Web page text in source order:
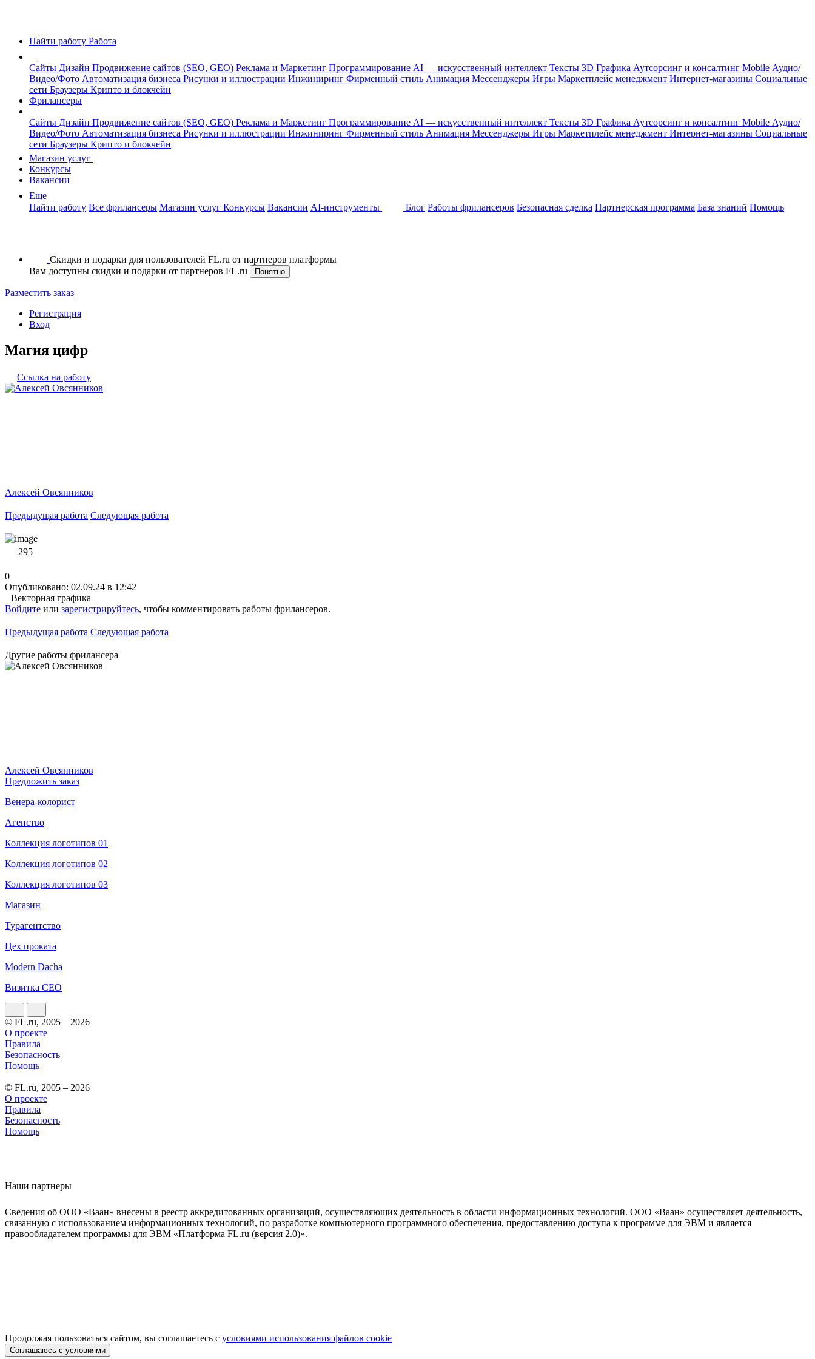
Найти работу Работа
Сайты Дизайн Продвижение сайтов (SEO, GEO) Реклама и Маркетинг Программирование AI — искусственный интеллект Тексты 3D Графика Аутсорсинг и консалтинг Mobile Аудио/
Видео/Фото Автоматизация бизнеса Рисунки и иллюстрации Инжиниринг Фирменный стиль Анимация Мессенджеры Игры Маркетплейс менеджмент Интернет-магазины Социальные
сети Браузеры Крипто и блокчейн
Фрилансеры
Сайты Дизайн Продвижение сайтов (SEO, GEO) Реклама и Маркетинг Программирование AI — искусственный интеллект Тексты 3D Графика Аутсорсинг и консалтинг Mobile Аудио/
Видео/Фото Автоматизация бизнеса Рисунки и иллюстрации Инжиниринг Фирменный стиль Анимация Мессенджеры Игры Маркетплейс менеджмент Интернет-магазины Социальные
сети Браузеры Крипто и блокчейн
Магазин услуг
Конкурсы
Вакансии
Еще
Найти работу Все фрилансеры Магазин услуг Конкурсы Вакансии AI-инструменты Блог Работы фрилансеров Безопасная сделка Партнерская программа База знаний Помощь
Скидки и подарки для пользователей FL.ru от партнеров платформы
Вам доступны скидки и подарки от партнеров FL.ru
Понятно
Разместить заказ
Регистрация
Вход
Магия цифр
Ссылка на работу
Алексей Овсянников
Предыдущая работа Следующая работа
295
0
Опубликовано: 02.09.24 в 12:42
Векторная графика
Войдите или зарегистрируйтесь, чтобы комментировать работы фрилансеров.
Предыдущая работа Следующая работа
Другие работы фрилансера
Алексей Овсянников
Предложить заказ
Венера-колорист
Агенство
Коллекция логотипов 01
Коллекция логотипов 02
Коллекция логотипов 03
Магазин
Турагентство
Цех проката
Modern Dacha
Визитка CEO
© FL.ru, 2005 – 2026
О проекте
Правила
Безопасность
Помощь
© FL.ru, 2005 – 2026
О проекте
Правила
Безопасность
Помощь
Наши партнеры
Сведения об ООО «Ваан» внесены в реестр аккредитованных организаций, осуществляющих деятельность в области информационных технологий. ООО «Ваан» осуществляет деятельность,
связанную с использованием информационных технологий, по разработке компьютерного программного обеспечения, предоставлению доступа к программе для ЭВМ и является
правообладателем программы для ЭВМ «Платформа FL.ru (версия 2.0)».
Продолжая пользоваться сайтом, вы соглашаетесь с условиями использования файлов cookie
Соглашаюсь с условиями